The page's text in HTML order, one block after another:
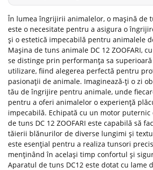
În lumea îngrijirii animalelor, o mașină de
este o necesitate pentru a asigura o
și o estetică impecabilă pentru animalele
Mașina de tuns animale DC 12 ZOOFARI,
se distinge prin performanța sa
utilizare, fiind alegerea perfectă pentru
pasionații de animale. Imaginează-ți o zi
tău de îngrijire pentru animale, unde
pentru a oferi animalelor o experiență
impecabilă. Echipată cu un motor puternic
de tuns DC 12 ZOOFARI este capabilă să
tăierii blănurilor de diverse lungimi și
este esențial pentru a realiza tunsori
menținând în același timp confortul și
Aparatul de tuns DC12 este dotat cu lame